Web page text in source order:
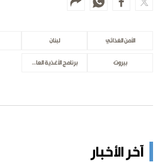
الأمن الغذائي لبنان
بيروت برنامج الأغذية العالمي
آخر الأخبار